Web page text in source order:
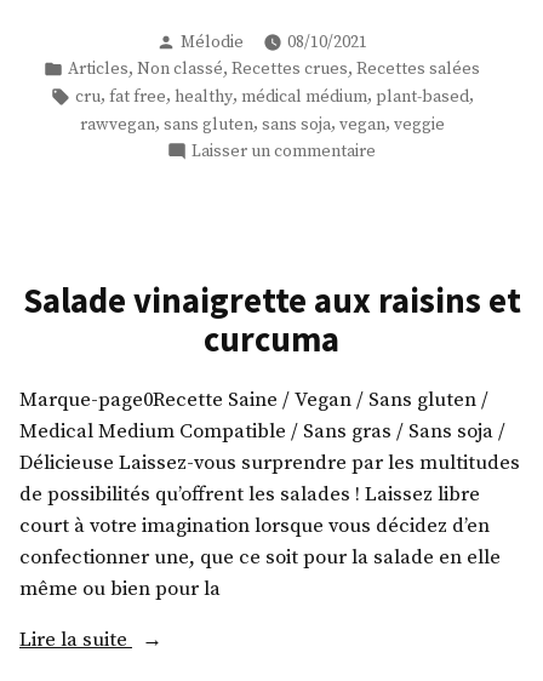
barbecue
tout
cru
! »
Publié
par
Mélodie
08/10/2021
Publié
dans
Articles, Non classé, Recettes crues, Recettes salées
Étiquettes :
cru, fat free, healthy, médical médium, plant-based,
rawvegan, sans gluten, sans soja, vegan, veggie
Laisser un commentaire
Salade vinaigrette aux raisins et
curcuma
Marque-page0Recette Saine / Vegan / Sans gluten /
Medical Medium Compatible / Sans gras / Sans soja /
Délicieuse Laissez-vous surprendre par les multitudes
de possibilités qu’offrent les salades ! Laissez libre
court à votre imagination lorsque vous décidez d’en
confectionner une, que ce soit pour la salade en elle
même ou bien pour la
Lire la suite
« Salade